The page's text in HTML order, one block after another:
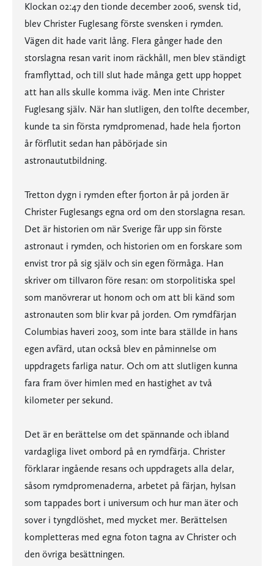
Klockan 02:47 den tionde december 2006, svensk tid,
blev Christer Fuglesang förste svensken i rymden.
Vägen dit hade varit lång. Flera gånger hade den
storslagna resan varit inom räckhåll, men blev ständigt
framflyttad, och till slut hade många gett upp hoppet
att han alls skulle komma iväg. Men inte Christer
Fuglesang själv. När han slutligen, den tolfte december,
kunde ta sin första rymdpromenad, hade hela fjorton
år förflutit sedan han påbörjade sin
astronaututbildning.
Tretton dygn i rymden efter fjorton år på jorden är
Christer Fuglesangs egna ord om den storslagna resan.
Det är historien om när Sverige får upp sin förste
astronaut i rymden, och historien om en forskare som
envist tror på sig själv och sin egen förmåga. Han
skriver om tillvaron före resan: om storpolitiska spel
som manövrerar ut honom och om att bli känd som
astronauten som blir kvar på jorden. Om rymdfärjan
Columbias haveri 2003, som inte bara ställde in hans
egen avfärd, utan också blev en påminnelse om
uppdragets farliga natur. Och om att slutligen kunna
fara fram över himlen med en hastighet av två
kilometer per sekund.
Det är en berättelse om det spännande och ibland
vardagliga livet ombord på en rymdfärja. Christer
förklarar ingående resans och uppdragets alla delar,
såsom rymdpromenaderna, arbetet på färjan, hylsan
som tappades bort i universum och hur man äter och
sover i tyngdlöshet, med mycket mer. Berättelsen
kompletteras med egna foton tagna av Christer och
den övriga besättningen.